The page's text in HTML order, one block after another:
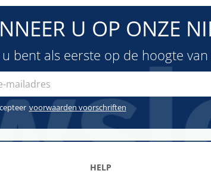
U OP ONZE
bent als eerste op de hoogte
voorwaarden voorschriften
HELP